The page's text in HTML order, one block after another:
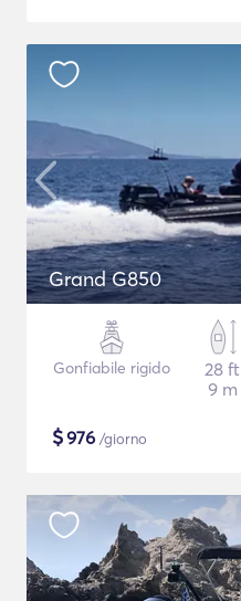
Grand G850
Gonfiabile rigido
28 ft
9 m
$976 /giorno